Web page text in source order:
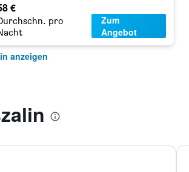
€
pro
Zum
Angebot
anzeigen